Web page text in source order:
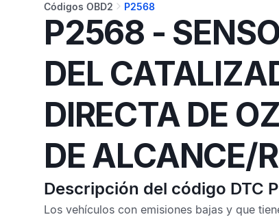
Códigos OBD2 P2568
P2568 -
DEL
DIRECTA DE
DE ALCANCE/
Descripción del código DTC
Los vehículos con emisiones bajas y que